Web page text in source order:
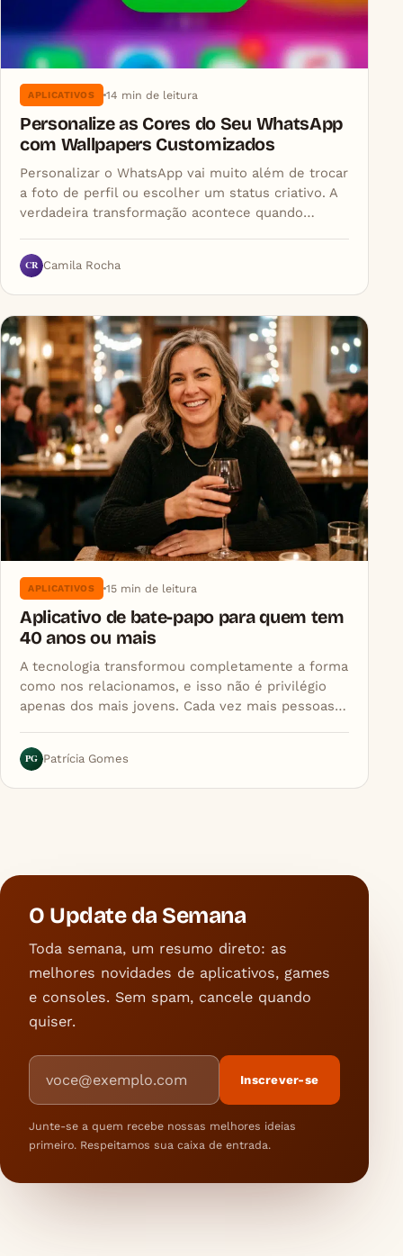
APLICATIVOS 14 min de leitura
Personalize as Cores do Seu WhatsApp
com Wallpapers Customizados
Personalizar o WhatsApp vai muito além de trocar
a foto de perfil ou escolher um status criativo. A
verdadeira transformação acontece quando…
CR Camila Rocha
APLICATIVOS 15 min de leitura
Aplicativo de bate-papo para quem tem
40 anos ou mais
A tecnologia transformou completamente a forma
como nos relacionamos, e isso não é privilégio
apenas dos mais jovens. Cada vez mais pessoas…
PG Patrícia Gomes
O Update da Semana
Toda semana, um resumo direto: as
melhores novidades de aplicativos, games
e consoles. Sem spam, cancele quando
quiser.
Endereço de e-mail
Inscrever-se
Junte-se a quem recebe nossas melhores ideias
primeiro. Respeitamos sua caixa de entrada.